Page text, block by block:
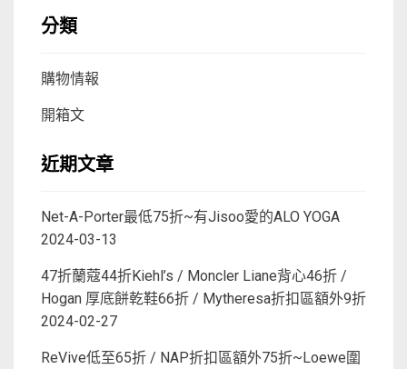
分類
購物情報
開箱文
近期文章
Net-A-Porter最低75折~有Jisoo愛的ALO YOGA
2024-03-13
47折蘭蔻44折Kiehl’s / Moncler Liane背心46折 /
Hogan 厚底餅乾鞋66折 / Mytheresa折扣區額外9折
2024-02-27
ReVive低至65折 / NAP折扣區額外75折~Loewe圍